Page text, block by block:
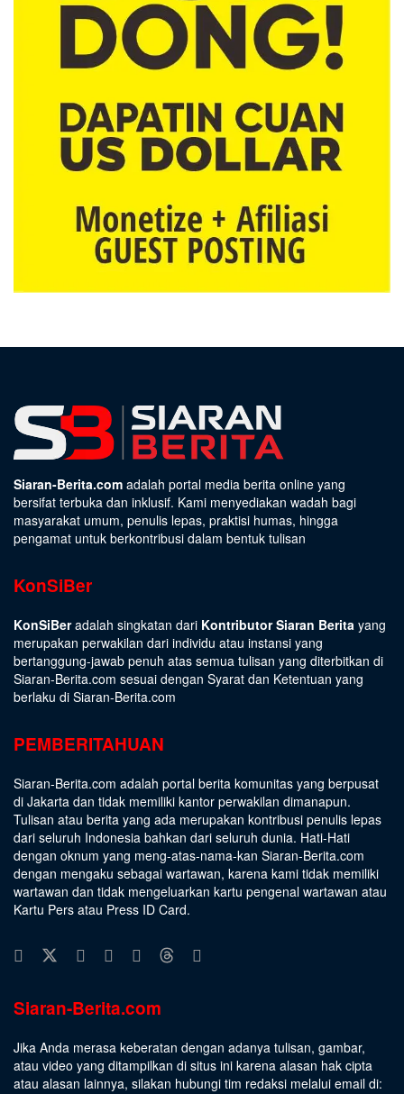
Siaran-Berita.com adalah portal media berita online yang
bersifat terbuka dan inklusif. Kami menyediakan wadah bagi
masyarakat umum, penulis lepas, praktisi humas, hingga
pengamat untuk berkontribusi dalam bentuk tulisan
KonSiBer
KonSiBeradalah singkatan dari Kontributor Siaran Berita yang
merupakan perwakilan dari individu atau instansi yang
bertanggung-jawab penuh atas semua tulisan yang diterbitkan di
Siaran-Berita.com sesuai dengan Syarat dan Ketentuan yang
berlaku di Siaran-Berita.com
PEMBERITAHUAN
Siaran-Berita.com adalah portal berita komunitas yang berpusat
di Jakarta dan tidak memiliki kantor perwakilan dimanapun.
Tulisan atau berita yang ada merupakan kontribusi penulis lepas
dari seluruh Indonesia bahkan dari seluruh dunia. Hati-Hati
dengan oknum yang meng-atas-nama-kan Siaran-Berita.com
dengan mengaku sebagai wartawan, karena kami tidak memiliki
wartawan dan tidak mengeluarkan kartu pengenal wartawan atau
Kartu Pers atau Press ID Card.
Siaran-Berita.com
Jika Anda merasa keberatan dengan adanya tulisan, gambar,
atau video yang ditampilkan di situs ini karena alasan hak cipta
atau alasan lainnya, silakan hubungi tim redaksi melalui email di: